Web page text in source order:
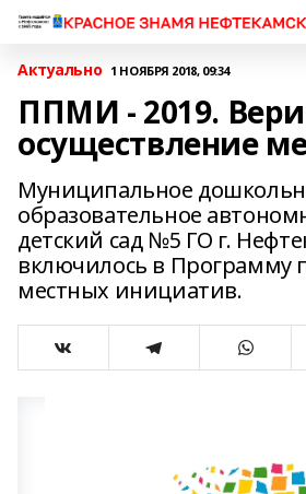
Актуально 1 НОЯБРЯ 2018, 09:34
ППМИ - 2019.
осуществление
Муниципальное
образовательное
детский сад №5 ГО г.
включилось в Программу
местных инициатив.